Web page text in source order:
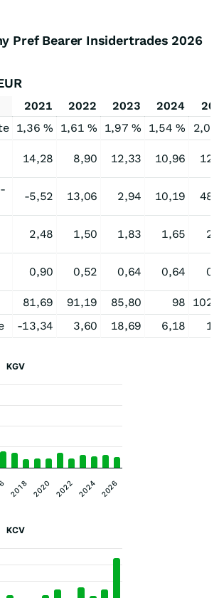
Pref Bearer Insidertrades 2026
2021 2022 2023 2024
1,36 % 1,61 % 1,97 % 1,54 %
14,28 8,90 12,33 10,96
-5,52 13,06 2,94 10,19
2,48 1,50 1,83 1,65
0,90 0,52 0,64 0,64
81,69 91,19 85,80 98
-13,34 3,60 18,69 6,18
KGV
2018 2020 2022 2024 2026
KCV